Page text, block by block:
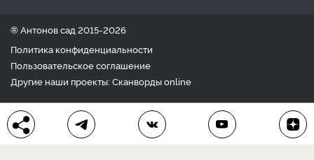
® Антонов сад 2015-2026
Политика конфиденциальности
Пользовательское соглашение
Другие наши проекты: Сканвордыonline
Любое использование материала допускается только с
письменного согласия редакции